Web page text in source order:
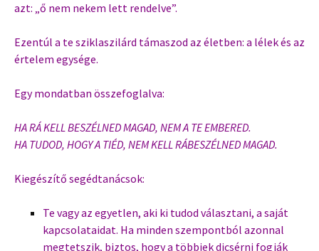
azt: „ő nem nekem lett rendelve”.
Ezentúl a te sziklaszilárd támaszod az életben: a lélek és az
értelem egysége.
Egy mondatban összefoglalva:
HA RÁ KELL BESZÉLNED MAGAD, NEM A TE EMBERED.
HA TUDOD, HOGY A TIÉD, NEM KELL RÁBESZÉLNED MAGAD.
Kiegészítő segédtanácsok:
Te vagy az egyetlen, aki ki tudod választani, a saját
kapcsolataidat. Ha minden szempontból azonnal
megtetszik, biztos, hogy a többiek dicsérni fogják